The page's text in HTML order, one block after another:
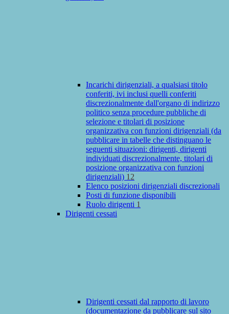
Incarichi dirigenziali, a qualsiasi titolo
conferiti, ivi inclusi quelli conferiti
discrezionalmente dall'organo di indirizzo
politico senza procedure pubbliche di
selezione e titolari di posizione
organizzativa con funzioni dirigenziali (da
pubblicare in tabelle che distinguano le
seguenti situazioni: dirigenti, dirigenti
individuati discrezionalmente, titolari di
posizione organizzativa con funzioni
dirigenziali) 12
Elenco posizioni dirigenziali discrezionali
Posti di funzione disponibili
Ruolo dirigenti 1
Dirigenti cessati
Dirigenti cessati dal rapporto di lavoro
(documentazione da pubblicare sul sito